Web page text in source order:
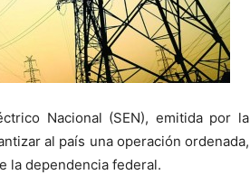
Nacional (SEN), emitida por la
al país una operación ordenada,
la dependencia federal.